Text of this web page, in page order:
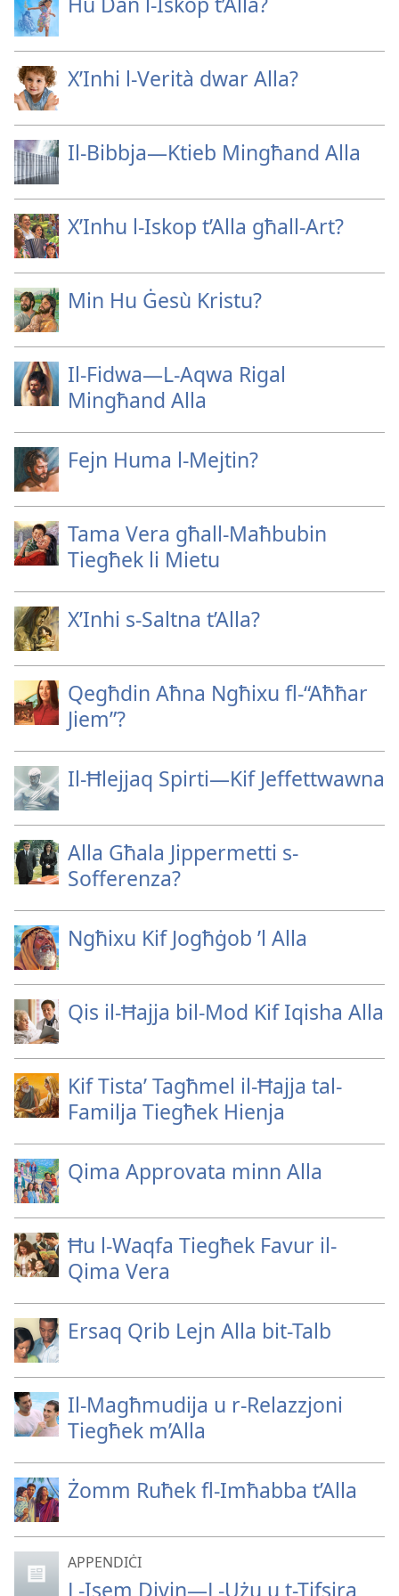
X’Inhi l-Verità dwar Alla?
Il-Bibbja—Ktieb Mingħand Alla
X’Inhu l-Iskop t’Alla għall-Art?
Min Hu Ġesù Kristu?
Il-Fidwa—L-Aqwa Rigal
Mingħand Alla
Fejn Huma l-Mejtin?
Tama Vera għall-Maħbubin
Tiegħek li Mietu
X’Inhi s-Saltna t’Alla?
Qegħdin Aħna Ngħixu fl-“Aħħar
Jiem”?
Il-Ħlejjaq Spirti—Kif Jeffettwawna
Alla Għala Jippermetti s-
Sofferenza?
Ngħixu Kif Jogħġob ’l Alla
Qis il-Ħajja bil-Mod Kif Iqisha Alla
Kif Tistaʼ Tagħmel il-Ħajja tal-
Familja Tiegħek Hienja
Qima Approvata minn Alla
Ħu l-Waqfa Tiegħek Favur il-
Qima Vera
Ersaq Qrib Lejn Alla bit-Talb
Il-Magħmudija u r-Relazzjoni
Tiegħek m’Alla
Żomm Ruħek fl-Imħabba t’Alla
APPENDIĊI
L-Isem Divin—L-Użu u t-Tifsira